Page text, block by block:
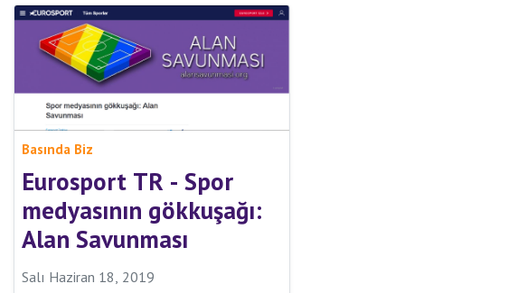
Basında Biz
Eurosport TR - Spor
medyasının gökkuşağı:
Alan Savunması
Salı Haziran 18, 2019